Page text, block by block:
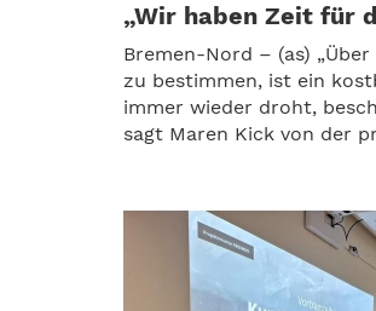
„Wir haben Zeit für
Bremen-Nord – (as)
zu bestimmen, ist ein
immer wieder droht,
sagt Maren Kick von der